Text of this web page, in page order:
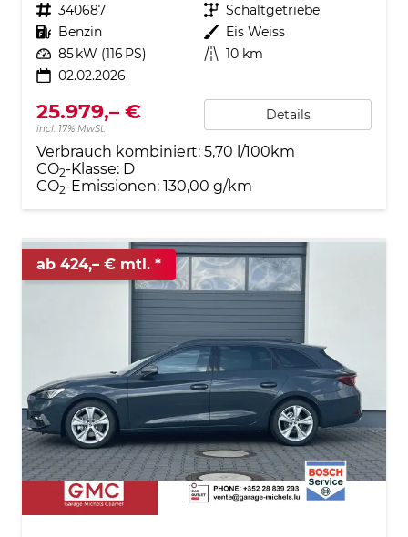
Fahrzeugnr. 340687 Getriebe Schaltgetriebe
Kraftstoff Benzin Außenfarbe Eis Weiss
Leistung 85 kW (116 PS) Kilometerstand 10 km
02.02.2026
25.979,– €
incl. 17% MwSt.
Details
Verbrauch kombiniert: 5,70 l/100km
CO2-Klasse: D
CO2-Emissionen: 130,00 g/km
ab 424,– € mtl.